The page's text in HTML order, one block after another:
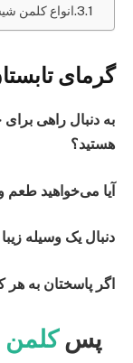
انواع کلمن
گرمای
به دنبال راهی
هستید؟
آیا می‌خواهید طعم
دنبال یک وسیله
اگر پاسختان به هر
پس